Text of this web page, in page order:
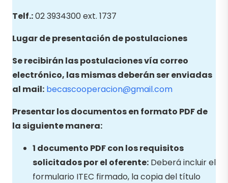
Telf.:02 3934300 ext. 1737
Lugar de presentación de postulaciones
Se recibirán las postulaciones vía correo
electrónico, las mismas deberán ser enviadas
al mail: becascooperacion@gmail.com
Presentar los documentos en formato PDF de
la siguiente manera:
1 documento PDF con los requisitos
solicitados por el oferente: Deberá incluir el
formulario ITEC firmado, la copia del título